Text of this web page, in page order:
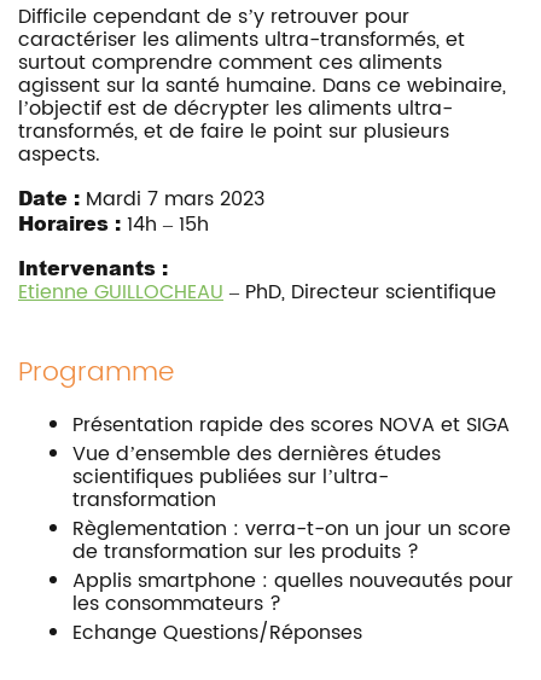
Difficile cependant de s’y retrouver pour
caractériser les aliments ultra-transformés, et
surtout comprendre comment ces aliments
agissent sur la santé humaine. Dans ce webinaire,
l’objectif est de décrypter les aliments ultra-
transformés, et de faire le point sur plusieurs
aspects.
Date : Mardi 7 mars 2023
Horaires : 14h – 15h
Intervenants :
Etienne GUILLOCHEAU– PhD, Directeur scientifique
Programme
Présentation rapide des scores NOVA et SIGA
Vue d’ensemble des dernières études
scientifiques publiées sur l’ultra-
transformation
Règlementation : verra-t-on un jour un score
de transformation sur les produits ?
Applis smartphone : quelles nouveautés pour
les consommateurs ?
Echange Questions/Réponses